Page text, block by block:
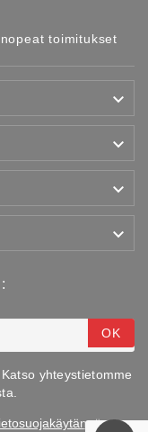
toimitukset




OK
yhteystietomme